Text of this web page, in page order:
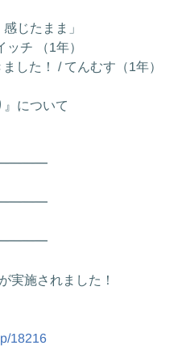
じたまま」
チ （1年）
した！ / てんむす（1年）
について
実施されました！
18216